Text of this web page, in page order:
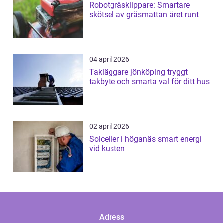
Robotgräsklippare: Smartare
skötsel av gräsmattan året runt
04 april 2026
Takläggare jönköping tryggt
takbyte och smarta val för ditt hus
02 april 2026
Solceller i höganäs smart energi
vid kusten
Adress